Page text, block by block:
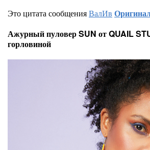
Это цитата сообщенияВалИв
Ажурный пуловер SUN от QUAIL
горловиной